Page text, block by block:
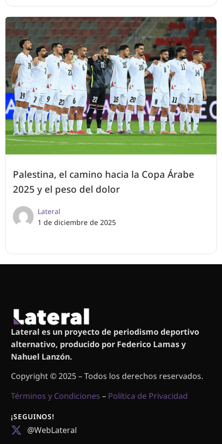
Palestina, el camino hacia la Copa Árabe
2025 y el peso del dolor
Lateral
1 de diciembre de 2025
Lateral es un proyecto de periodismo deportivo
alternativo, producido por Federico Lamas y
Nahuel Lanzón.
Copyright © 2025 – Todos los derechos reservados.
Términos y Condiciones – Política de Privacidad
¡SEGUINOS!
@WebLateral